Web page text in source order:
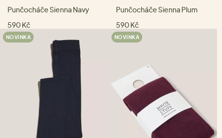
Punčocháče Sienna Navy
590 Kč
Punčocháče Sienna Plum
590 Kč
NOVINKA NOVINKA